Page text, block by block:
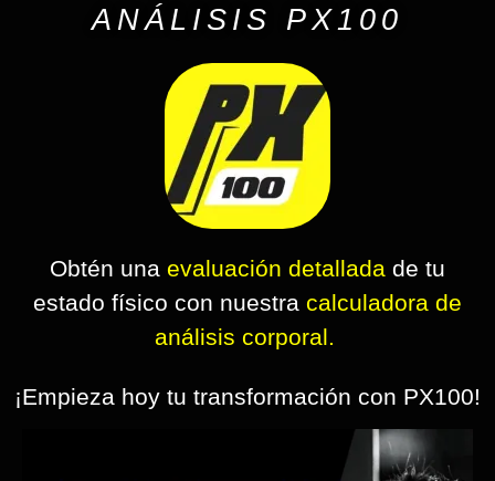
ANÁLISIS PX100
Obtén una evaluación detallada de tu
estado físico con nuestra calculadora de
análisis corporal.
¡Empieza hoy tu transformación con PX100!